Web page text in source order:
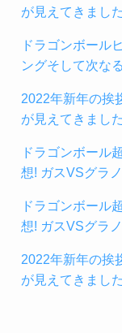
が見えてきまし
ドラゴンボール
ングそして次な
2022年新年の挨
が見えてきまし
ドラゴンボール
想! ガスVSグラ
ドラゴンボール
想! ガスVSグラ
2022年新年の挨
が見えてきまし